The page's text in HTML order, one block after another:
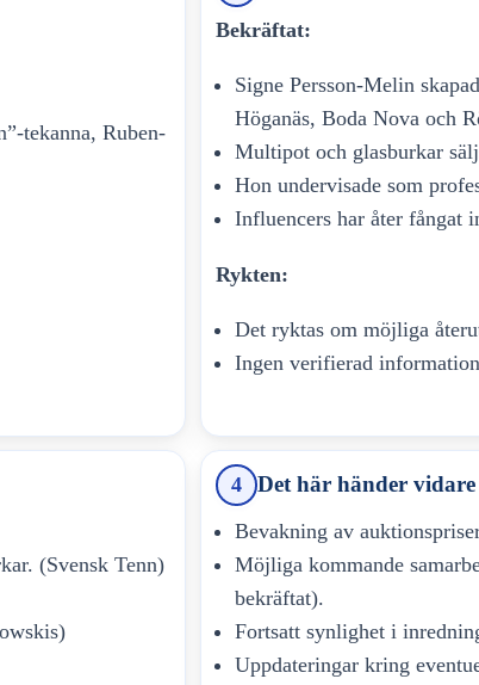
tekanna, Ruben-
Bekräftat:
Signe Persson-Melin
Höganäs, Boda Nova och
Multipot och glasburkar
Hon undervisade som
Influencers har åter fångat
Rykten:
Det ryktas om möjliga
Ingen verifierad
(Svensk Tenn)
4 Det här händer vidare
Bevakning av
Möjliga kommande
bekräftat).
Fortsatt synlighet i
Uppdateringar kring